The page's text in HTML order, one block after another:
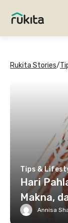
Rukita Stories/
Tips &
Hari
Makna,
Annisa